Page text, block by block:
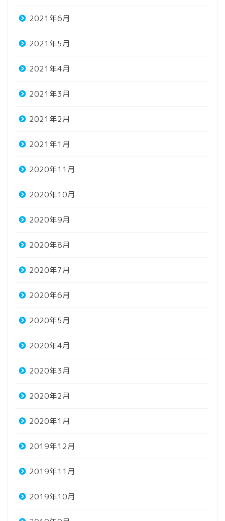
2021年6月
2021年5月
2021年4月
2021年3月
2021年2月
2021年1月
2020年11月
2020年10月
2020年9月
2020年8月
2020年7月
2020年6月
2020年5月
2020年4月
2020年3月
2020年2月
2020年1月
2019年12月
2019年11月
2019年10月